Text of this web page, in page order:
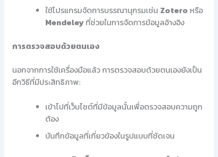
ใช้โปรแกรมจัดการบรรณานุกรมเช่น Zotero หรือ
Mendeleyที่ช่วยในการจัดการข้อมูลอ้างอิง
การตรวจสอบด้วยตนเอง
นอกจากการใช้เครื่องมือแล้ว การตรวจสอบด้วยตนเองยังเป็น
อีกวิธีที่มีประสิทธิภาพ:
เข้าไปที่เว็บไซต์ที่มีข้อมูลนั้นเพื่อตรวจสอบความถูก
ต้อง
บันทึกข้อมูลที่เกี่ยวข้องในรูปแบบที่ชัดเจน